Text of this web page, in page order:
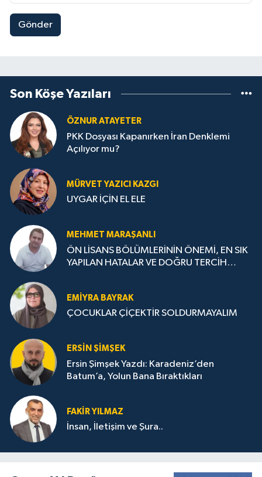
Gönder
Son Köşe Yazıları
ÖZNUR ATAYETER
PKK Dosyası Kapanırken İran Denklemi
Açılıyor mu?
MÜRVET YAZICI KAZGI
UYGAR İÇİN EL ELE
MEHMET MARAŞANLI
ÖN LİSANS BÖLÜMLERİNİN ÖNEMİ, EN SIK
YAPILAN HATALAR VE DOĞRU TERCİH
EMIYRA BAYRAK
ÇOCUKLAR ÇİÇEKTİR SOLDURMAYALIM
ERSIN ŞIMŞEK
Ersin Şimşek Yazdı: Karadeniz’den
Batum’a, Yolun Bana Bıraktıkları
FAKIR YILMAZ
İnsan, İletişim ve Şura..